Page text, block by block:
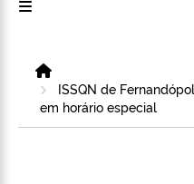
ISSQN de
em horário especial